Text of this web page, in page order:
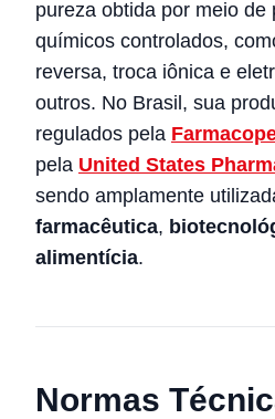
pureza obtida por meio de
químicos controlados,
reversa, troca iônica e
outros. No Brasil, sua
regulados pela
pela United States
sendo amplamente
farmacêutica,
alimentícia.
Normas